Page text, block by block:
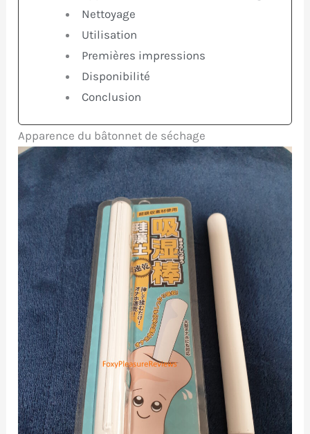
Nettoyage
Utilisation
Premières impressions
Disponibilité
Conclusion
Apparence du bâtonnet de séchage